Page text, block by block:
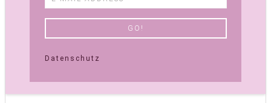
Datenschutz